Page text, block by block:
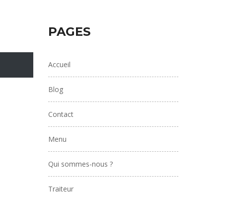
PAGES
Accueil
Blog
Contact
Menu
Qui sommes-nous ?
Traiteur